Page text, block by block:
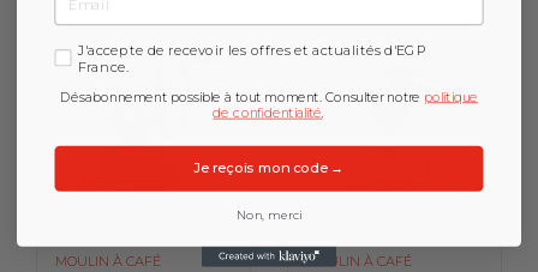
MOULIN À CAFÉ MOULIN À CAFÉ
GDPRJ'accepte de recevoir les offres et actualités d'EGP
France.
Désabonnement possible à tout moment. Consulter notre politique
de confidentialité
Je reçois mon code →
Non, merci